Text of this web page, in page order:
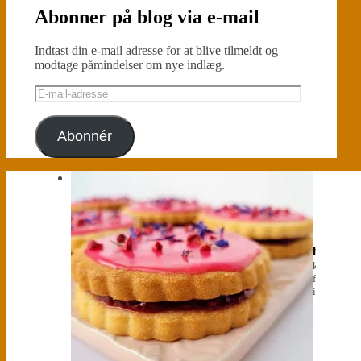
Abonner på blog via e-mail
Indtast din e-mail adresse for at blive tilmeldt og
modtage påmindelser om nye indlæg.
E-
mail-
adresse
Abonnér
klik for at
følge på
instagram